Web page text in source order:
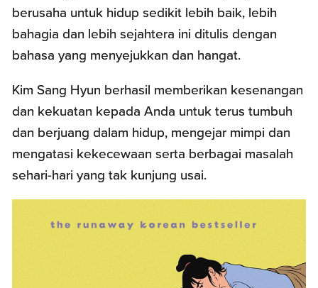
berusaha untuk hidup sedikit lebih baik, lebih
bahagia dan lebih sejahtera ini ditulis dengan
bahasa yang menyejukkan dan hangat.
Kim Sang Hyun berhasil memberikan kesenangan
dan kekuatan kepada Anda untuk terus tumbuh
dan berjuang dalam hidup, mengejar mimpi dan
mengatasi kekecewaan serta berbagai masalah
sehari-hari yang tak kunjung usai.